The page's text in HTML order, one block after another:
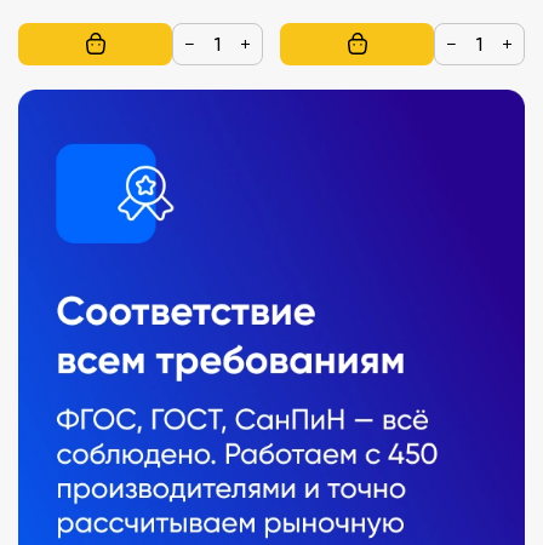
− + − +